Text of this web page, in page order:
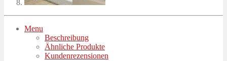
Menu
Beschreibung
Ähnliche Produkte
Kundenrezensionen